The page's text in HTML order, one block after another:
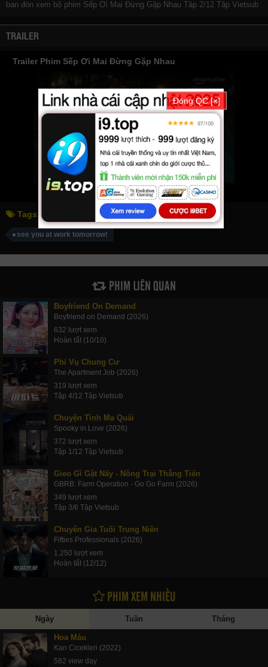
bạn đón xem bộ phim Sếp Ơi Mai Đừng Gặp Nhau Tập 2/12 Tập Vietsub
TRAILER
Trailer Phim Sếp Ơi Mai Đừng Gặp Nhau
Tags: sếp ơi mai đừng gặp nhau
see you at work tomorrow!
PHIM LIÊN QUAN
Boyfriend On Demand
Boyfriend on Demand (2026)
632 lượt xem
Hoàn tất (10/10)
Phi Vụ Chung Cư
The Apartment Job (2026)
319 lượt xem
Tập 4/12 Tập Vietsub
Chuyện Tình Ma Quái
Spooky in Love (2026)
372 lượt xem
Tập 1/12 Tập Vietsub
Gieo Gì Gặt Nấy - Nông Trại Thẳng Tiến
GBRB: Farm Operation - Go Go Farm (2026)
349 lượt xem
Tập 3/6 Tập Vietsub
Chuyên Gia Tuổi Trung Niên
Fifties Professionals (2026)
1,250 lượt xem
Hoàn tất (12/12)
PHIM XEM NHIỀU
Ngày Tuần Tháng
Hoa Máu
Kan Cicekleri (2022)
582 view day
Đóng QC [×]